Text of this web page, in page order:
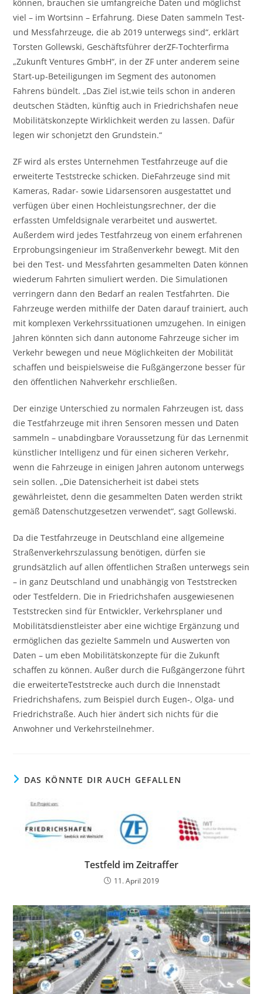
können, brauchen sie umfangreiche Daten und möglichst
viel – im Wortsinn – Erfahrung. Diese Daten sammeln Test-
und Messfahrzeuge, die ab 2019 unterwegs sind“, erklärt
Torsten Gollewski, Geschäftsführer derZF-Tochterfirma
„Zukunft Ventures GmbH“, in der ZF unter anderem seine
Start-up-Beteiligungen im Segment des autonomen
Fahrens bündelt. „Das Ziel ist,wie teils schon in anderen
deutschen Städten, künftig auch in Friedrichshafen neue
Mobilitätskonzepte Wirklichkeit werden zu lassen. Dafür
legen wir schonjetzt den Grundstein.“
ZF wird als erstes Unternehmen Testfahrzeuge auf die
erweiterte Teststrecke schicken. DieFahrzeuge sind mit
Kameras, Radar- sowie Lidarsensoren ausgestattet und
verfügen über einen Hochleistungsrechner, der die
erfassten Umfeldsignale verarbeitet und auswertet.
Außerdem wird jedes Testfahrzeug von einem erfahrenen
Erprobungsingenieur im Straßenverkehr bewegt. Mit den
bei den Test- und Messfahrten gesammelten Daten können
wiederum Fahrten simuliert werden. Die Simulationen
verringern dann den Bedarf an realen Testfahrten. Die
Fahrzeuge werden mithilfe der Daten darauf trainiert, auch
mit komplexen Verkehrssituationen umzugehen. In einigen
Jahren könnten sich dann autonome Fahrzeuge sicher im
Verkehr bewegen und neue Möglichkeiten der Mobilität
schaffen und beispielsweise die Fußgängerzone besser für
den öffentlichen Nahverkehr erschließen.
Der einzige Unterschied zu normalen Fahrzeugen ist, dass
die Testfahrzeuge mit ihren Sensoren messen und Daten
sammeln – unabdingbare Voraussetzung für das Lernenmit
künstlicher Intelligenz und für einen sicheren Verkehr,
wenn die Fahrzeuge in einigen Jahren autonom unterwegs
sein sollen. „Die Datensicherheit ist dabei stets
gewährleistet, denn die gesammelten Daten werden strikt
gemäß Datenschutzgesetzen verwendet“, sagt Gollewski.
Da die Testfahrzeuge in Deutschland eine allgemeine
Straßenverkehrszulassung benötigen, dürfen sie
grundsätzlich auf allen öffentlichen Straßen unterwegs sein
– in ganz Deutschland und unabhängig von Teststrecken
oder Testfeldern. Die in Friedrichshafen ausgewiesenen
Teststrecken sind für Entwickler, Verkehrsplaner und
Mobilitätsdienstleister aber eine wichtige Ergänzung und
ermöglichen das gezielte Sammeln und Auswerten von
Daten – um eben Mobilitätskonzepte für die Zukunft
schaffen zu können. Außer durch die Fußgängerzone führt
die erweiterteTeststrecke auch durch die Innenstadt
Friedrichshafens, zum Beispiel durch Eugen-, Olga- und
Friedrichstraße. Auch hier ändert sich nichts für die
Anwohner und Verkehrsteilnehmer.
DAS KÖNNTE DIR AUCH GEFALLEN
Testfeld im Zeitraffer
11. April 2019